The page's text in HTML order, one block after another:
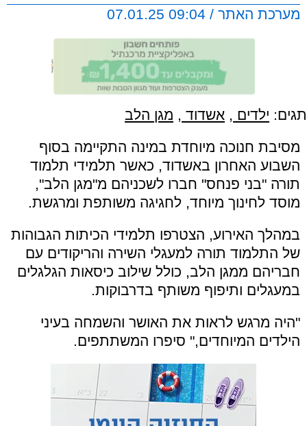
מערכת האתר / 09:04 07.01.25
תגים: ילדים , אשדוד , מגן הלב
מסיבת חנוכה מיוחדת במינה התקיימה בסוף
השבוע האחרון באשדוד, כאשר תלמידי תלמוד
תורה "בני פנחס" חברו לשכניהם מ"מגן הלב",
מוסד לחינוך מיוחד, לחגיגה משותפת ומרגשת.
במהלך האירוע, הצטרפו תלמידי הכיתות הגבוהות
של התלמוד תורה למעגלי השירה והריקודים עם
חבריהם ממגן הלב, כולל שילוב כיסאות הגלגלים
במעגלים ותיפוף משותף בדרבוקות.
"היה מרגש לראות את האושר והשמחה בעיני
הילדים המיוחדים," סיפרו המשתתפים.